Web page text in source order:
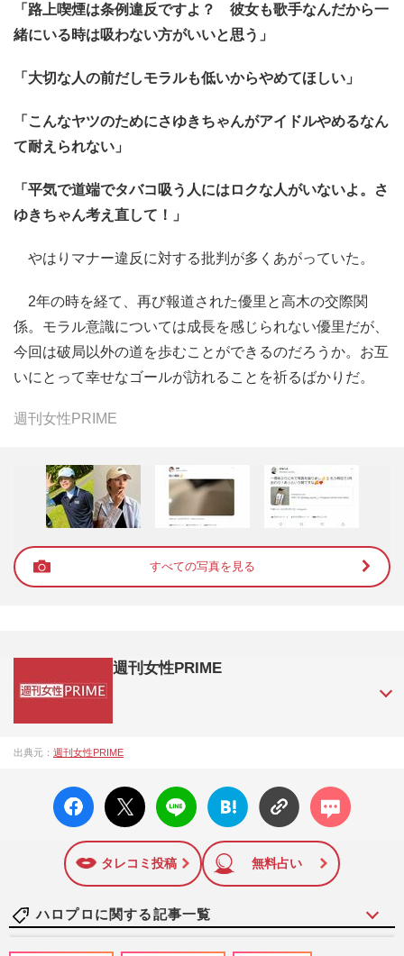
「路上喫煙は条例違反ですよ？ 彼女も歌手なんだから一
緒にいる時は吸わない方がいいと思う」
「大切な人の前だしモラルも低いからやめてほしい」
「こんなヤツのためにさゆきちゃんがアイドルやめるなん
て耐えられない」
「平気で道端でタバコ吸う人にはロクな人がいないよ。さ
ゆきちゃん考え直して！」
やはりマナー違反に対する批判が多くあがっていた。
2年の時を経て、再び報道された優里と高木の交際関
係。モラル意識については成長を感じられない優里だが、
今回は破局以外の道を歩むことができるのだろうか。お互
いにとって幸せなゴールが訪れることを祈るばかりだ。
週刊女性PRIME
すべての写真を見る
週刊女性PRIME
成27年）1月に開設された主婦と生活社が運営する日本のニュ
陣の執筆記事を配信するほか、女性週刊誌『週刊女性』の誌
面に掲載された記事から、インターネット利用者層にとって
特に関心の高い題材の記事を、WEB向けにリライトして配信
しています！
出典元： 週刊女性PRIME
facebo
ok い
X ポス
ト
LINE
はてな
ブック
に追加
コメン
ト
タレコミ投稿 無料占い
ハロプロに関する記事一覧